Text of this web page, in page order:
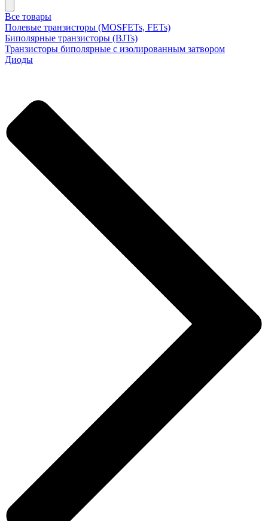
Все товары
Полевые транзисторы (MOSFETs, FETs)
Биполярные транзисторы (BJTs)
Транзисторы биполярные с изолированным затвором
Диоды